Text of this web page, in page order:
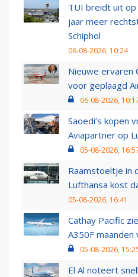
TUI breidt uit op
jaar meer
Schiphol
06-08-2026, 10:24
Nieuwe ervaren
voor geplaagd
06-08-2026,
Saoedi’s kopen
Aviapartner op
05-08-2026,
Raamstoeltje in
Lufthansa kost
05-08-2026, 16:41
Cathay Pacific
A350F
05-08-2026,
El Al noteert